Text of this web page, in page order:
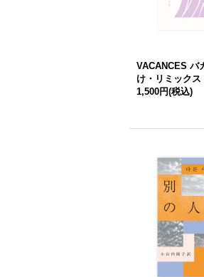
VACANCES バ
け・リミックス
1,500円(税込)